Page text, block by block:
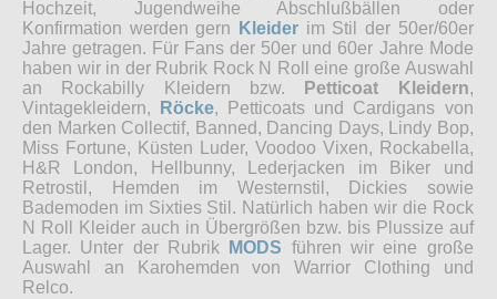
Hochzeit, Jugendweihe Abschlußbällen oder
Konfirmation werden gern
Kleiderim Stil der 50er/60er
Jahre getragen. Für Fans der 50er und 60er Jahre Mode
haben wir in der Rubrik Rock N Roll eine große Auswahl
an Rockabilly Kleidern bzw.
Petticoat Kleidern,
Vintagekleidern,
Röcke, Petticoats und Cardigans von
den Marken Collectif, Banned, Dancing Days, Lindy Bop,
Miss Fortune, Küsten Luder, Voodoo Vixen, Rockabella,
H&R London, Hellbunny, Lederjacken im Biker und
Retrostil, Hemden im Westernstil, Dickies sowie
Bademoden im Sixties Stil. Natürlich haben wir die Rock
N Roll Kleider auch in Übergrößen bzw. bis Plussize auf
Lager. Unter der Rubrik
MODS führen wir eine große
Auswahl an Karohemden von Warrior Clothing und
Relco.